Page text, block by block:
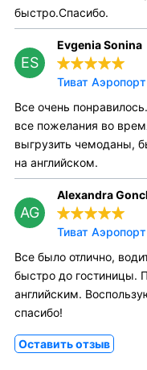
быстро.Спасибо.
ES
Evgenia Sonina
Тиват
Все очень
все пожелания во
выгрузить чемоданы,
на английском.
AG
Alexandra
Тиват
Все было отлично,
быстро до гостиницы.
английским.
спасибо!
Оставить отзыв